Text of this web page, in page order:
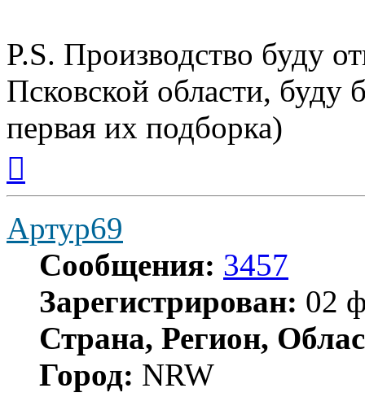
P.S. Производство буду
Псковской области, буду
первая их подборка)
началу
Артур69
Сообщения: 3457
Зарегистрирован: 02
Страна, Регион,
Город: NRW